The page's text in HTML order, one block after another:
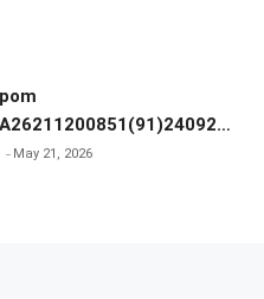
Madagascar Centella
May 21, 2026